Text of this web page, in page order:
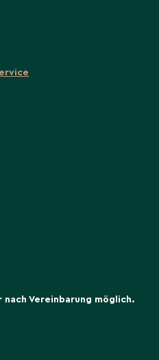
nach Vereinbarung möglich.